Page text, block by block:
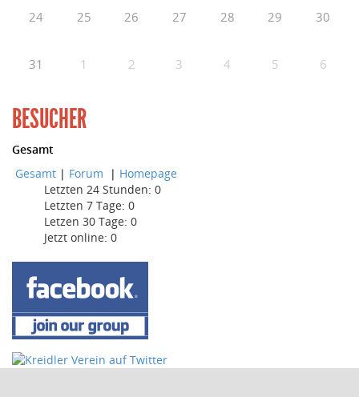
24 25 26 27 28 29 30
31 1 2 3 4 5 6
BESUCHER
Gesamt
Gesamt | Forum | Homepage
Letzten 24 Stunden: 0
Letzten 7 Tage: 0
Letzen 30 Tage: 0
Jetzt online: 0